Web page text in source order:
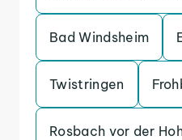
Bad Windsheim
Twistringen
Rosbach vor der